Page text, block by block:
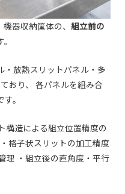
器収納筐体の、 組立前の
・放熱スリットパネル・多
おり、 各パネルを組み合
。
構造による組立位置精度の
格子状スリットの加工精度
理 ・組立後の直角度・平行